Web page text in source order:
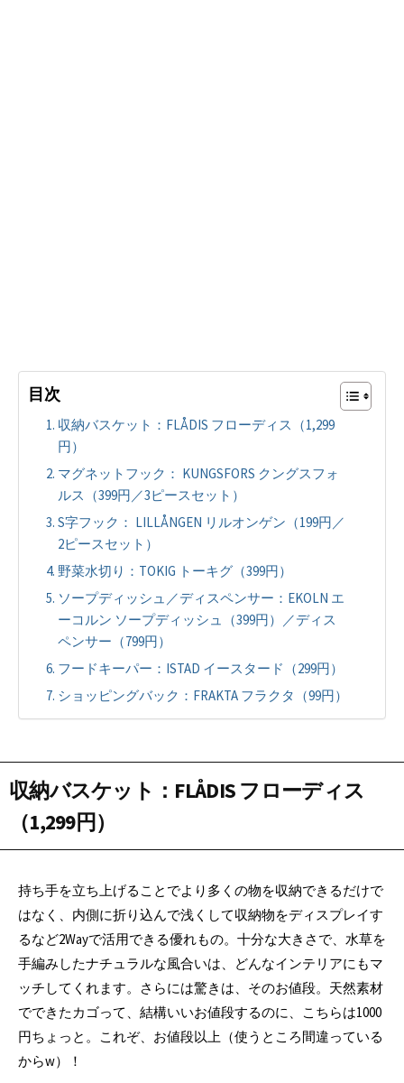
目次
収納バスケット：FLÅDIS フローディス（1,299
円）
マグネットフック： KUNGSFORS クングスフォ
ルス（399円／3ピースセット）
S字フック： LILLÅNGEN リルオンゲン（199円／
2ピースセット）
野菜水切り：TOKIG トーキグ（399円）
ソープディッシュ／ディスペンサー：EKOLN エ
ーコルン ソープディッシュ（399円）／ディス
ペンサー（799円）
フードキーパー：ISTAD イースタード（299円）
ショッピングバック：FRAKTA フラクタ（99円）
収納バスケット ： FLÅDIS フローディス
（1,299円）
持ち手を立ち上げることでより多くの物を収納できるだけで
はなく、内側に折り込んで浅くして収納物をディスプレイす
るなど2Wayで活用できる優れもの。十分な大きさで、水草を
手編みしたナチュラルな風合いは、どんなインテリアにもマ
ッチしてくれます。さらには驚きは、そのお値段。天然素材
でできたカゴって、結構いいお値段するのに、こちらは1000
円ちょっと。これぞ、お値段以上（使うところ間違っている
からw）！